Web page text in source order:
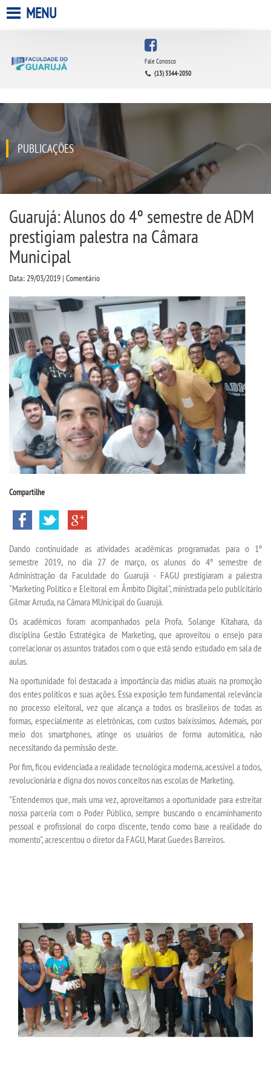
QUEM SOMOS
INFRAESTRUTURA
BIBLIOTECA
CPA
CPSA
PROUNI
CURSOS
BACHARELADOS
LICENCIATURAS
TECNOLÓGICOS
VESTIBULAR
INSCREVA-SE
SEGUNDA GRADUAÇÃO
MATRÍCULA
EDITAL
PUBLICAÇÕES
DESTAQUES
REVISTAS ELETRÔNICAS
UNIESP NEWS
LOGIN
WEBMAIL
UNIESP
CONTATO
IMPRENSA
MENU
Fale Conosco
(13) 3344-2050
PUBLICAÇÕES
Guarujá: Alunos do 4º semestre de ADM
prestigiam palestra na Câmara
Municipal
Data: 29/03/2019 | Comentário
Compartilhe
Dando continuidade as atividades acadêmicas programadas para o 1º
semestre 2019, no dia 27 de março, os alunos do 4º semestre de
Administração da Faculdade do Guarujá - FAGU prestigiaram a palestra
"Marketing Político e Eleitoral em Âmbito Digital", ministrada pelo publicitário
Gilmar Arruda, na Câmara MUnicipal do Guarujá.
Os acadêmicos foram acompanhados pela Profa. Solange Kitahara, da
disciplina Gestão Estratégica de Marketing, que aproveitou o ensejo para
correlacionar os assuntos tratados com o que está sendo estudado em sala de
aulas.
Na oportunidade foi destacada a importância das mídias atuais na promoção
dos entes políticos e suas ações. Essa exposição tem fundamental relevância
no processo eleitoral, vez que alcança a todos os brasileiros de todas as
formas, especialmente as eletrônicas, com custos baixíssimos. Ademais, por
meio dos smartphones, atinge os usuários de forma automática, não
necessitando da permissão deste.
Por fim, ficou evidenciada a realidade tecnológica moderna, acessível a todos,
revolucionária e digna dos novos conceitos nas escolas de Marketing.
"Entendemos que, mais uma vez, aproveitamos a oportunidade para estreitar
nossa parceria com o Poder Público, sempre buscando o encaminhamento
pessoal e profissional do corpo discente, tendo como base a realidade do
momento", acrescentou o diretor da FAGU, Marat Guedes Barreiros.